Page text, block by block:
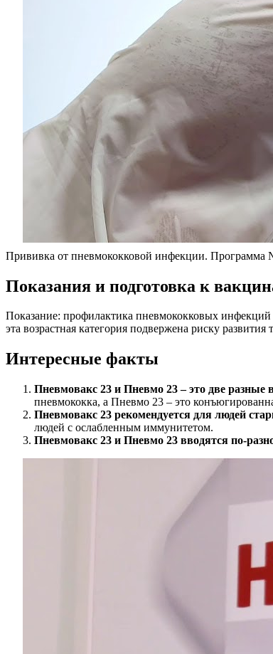
Прививка от пневмококковой инфекции. Программа
Показания и подготовка к
Показание: профилактика пневмококковых инфекций
эта возрастная категория подвержена риску
Интересные факты
Пневмовакс 23 и Пневмо 23 – это две
пневмококка, а Пневмо 23 – это
Пневмовакс 23 рекомендуется для людей
людей с ослабленным иммунитетом.
Пневмовакс 23 и Пневмо 23 вводятся по-